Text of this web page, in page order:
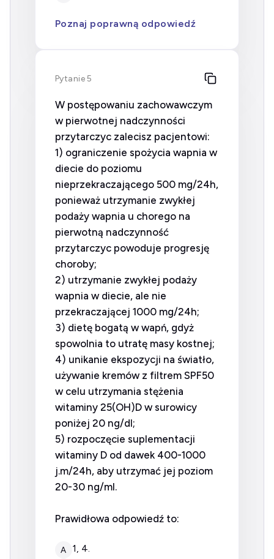
Poznaj poprawną odpowiedź
Pytanie 5
W postępowaniu zachowawczym
w pierwotnej nadczynności
przytarczyc zalecisz pacjentowi:
1) ograniczenie spożycia wapnia w
diecie do poziomu
nieprzekraczającego 500 mg/24h,
ponieważ utrzymanie zwykłej
podaży wapnia u chorego na
pierwotną nadczynność
przytarczyc powoduje progresję
choroby;
2) utrzymanie zwykłej podaży
wapnia w diecie, ale nie
przekraczającej 1000 mg/24h;
3) dietę bogatą w wapń, gdyż
spowolnia to utratę masy kostnej;
4) unikanie ekspozycji na światło,
używanie kremów z filtrem SPF50
w celu utrzymania stężenia
witaminy 25(OH)D w surowicy
poniżej 20 ng/dl;
5) rozpoczęcie suplementacji
witaminy D od dawek 400-1000
j.m/24h, aby utrzymać jej poziom
20-30 ng/ml.
Prawidłowa odpowiedź to:
A 1, 4.